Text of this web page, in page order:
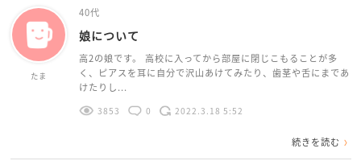
たま
40代
娘について
高2の娘です。 高校に入ってから部屋に閉じこもることが多
く、ピアスを耳に自分で沢山あけてみたり、歯茎や舌にまであ
けたりし...
3853 0 2022.3.18 5:52
続きを読む